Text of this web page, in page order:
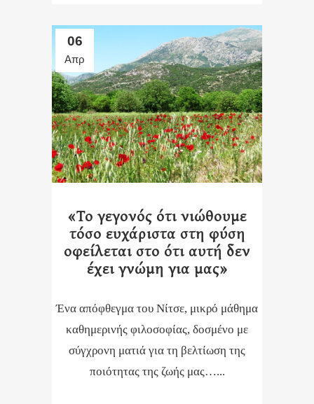
06
Απρ
«Το γεγονός ότι νιώθουμε
τόσο ευχάριστα στη φύση
οφείλεται στο ότι αυτή δεν
έχει γνώμη για μας»
Ένα απόφθεγμα του Νίτσε, μικρό μάθημα
καθημερινής φιλοσοφίας, δοσμένο με
σύγχρονη ματιά για τη βελτίωση της
ποιότητας της ζωής μας…...